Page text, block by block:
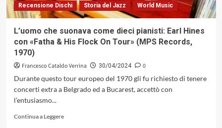
Recensione Dischi Storia del Jazz World Music
L’uomo che suonava come dieci pianisti: Earl Hines
con «Fatha & His Flock On Tour» (MPS Records,
1970)
Francesco Cataldo Verrina 30/04/2024
0
Durante questo tour europeo del 1970 gli fu richiesto di tenere
concerti extra a Belgrado ed a Bucarest, accettò con
l’entusiasmo...
Continua a LeggereLeggi